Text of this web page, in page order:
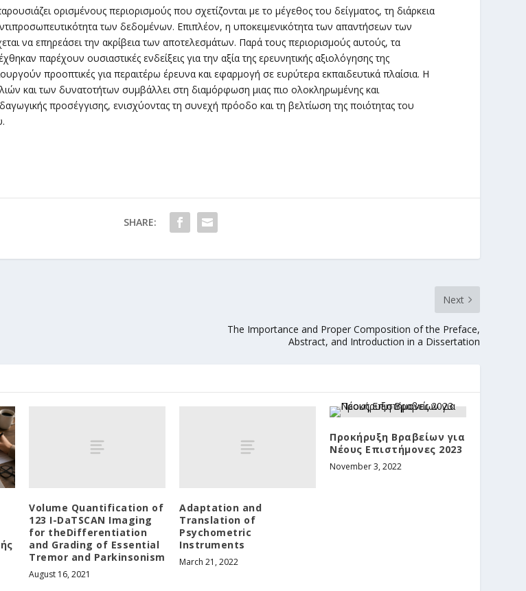
ορισμένους περιορισμούς που σχετίζονται με το μέγεθος του δείγματος, τη διάρκεια
των δεδομένων. Επιπλέον, η υποκειμενικότητα των απαντήσεων των
να επηρεάσει την ακρίβεια των αποτελεσμάτων. Παρά τους περιορισμούς αυτούς, τα
παρέχουν ουσιαστικές ενδείξεις για την αξία της ερευνητικής αξιολόγησης της
προοπτικές για περαιτέρω έρευνα και εφαρμογή σε ευρύτερα εκπαιδευτικά πλαίσια. Η
και των δυνατοτήτων συμβάλλει στη διαμόρφωση μιας πιο ολοκληρωμένης και
προσέγγισης, ενισχύοντας τη συνεχή πρόοδο και τη βελτίωση της ποιότητας του
SHARE:
Next
The Importance and Proper Composition of the Preface,
Abstract, and Introduction in a Dissertation
Volume Quantification of
123 I-DaTSCAN Imaging
for theDifferentiation
and Grading of Essential
Tremor and Parkinsonism
August 16, 2021
Adaptation and
Translation of
Psychometric
Instruments
March 21, 2022
Προκήρυξη Βραβείων για
Νέους Επιστήμονες 2023
November 3, 2022